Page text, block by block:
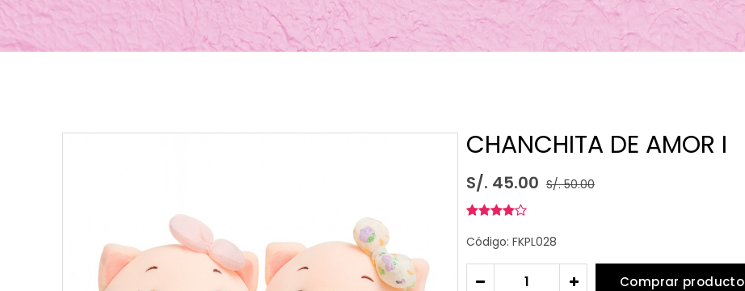
CHANCHITA DE AMOR I
S/. 45.00 S/. 50.00
Código: FKPL028
- + Comprar producto